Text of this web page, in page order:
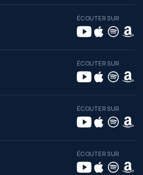
ÉCOUTER SUR
ÉCOUTER SUR
ÉCOUTER SUR
ÉCOUTER SUR